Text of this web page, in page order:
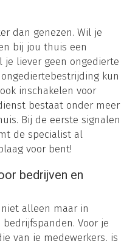
dan genezen. Wil je
bij jou thuis een
je liever geen ongedierte
kun
inschakelen voor
bestaat onder meer
Bij de eerste signalen
de specialist al
voor bent!
bedrijven en
alleen maar in
Voor je
van je medewerkers, is